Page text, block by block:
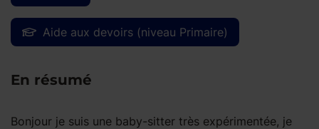
Aide aux devoirs (niveau Primaire)
En résumé
Bonjour je suis une baby-sitter très expérimentée, je